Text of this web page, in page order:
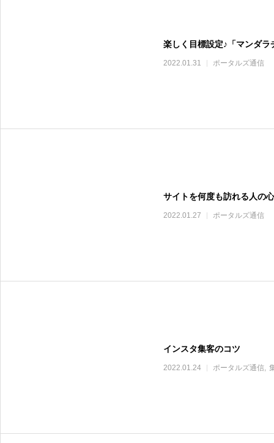
楽しく目標設定♪「マンダラ
2022.01.31 ポータルズ通信
サイトを何度も訪れる人の
2022.01.27 ポータルズ通信
インスタ集客のコツ
2022.01.24 ポータルズ通信